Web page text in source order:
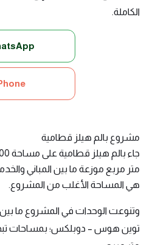
الكاملة.
مشروع بالم هيلز قطامية
جاء بالم هيلز قطامية
متر مربع موزعة ما بين المباني
هي المساحة الأغلب من المشروع.
وتنوعت الوحدات في المشروع ما